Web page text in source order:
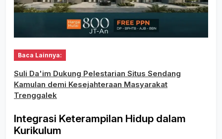
Baca Lainnya:
Suli Da'im Dukung Pelestarian Situs Sendang
Kamulan demi Kesejahteraan Masyarakat
Trenggalek
Integrasi Keterampilan Hidup dalam
Kurikulum